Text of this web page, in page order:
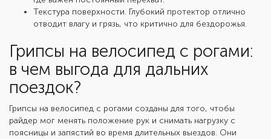
Текстура поверхности. Глубокий протектор отлично
отводит влагу и грязь, что критично для бездорожья.
Грипсы на велосипед с рогами:
в чем выгода для дальних
поездок?
Грипсы на велосипед с рогами созданы для того, чтобы
райдер мог менять положение рук и снимать нагрузку с
поясницы и запястий во время длительных выездов. Они